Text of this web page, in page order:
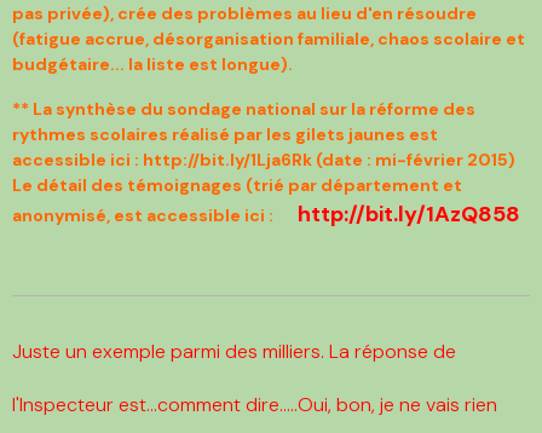
pas privée), crée des problèmes au lieu d'en résoudre
(fatigue accrue, désorganisation familiale, chaos scolaire et
budgétaire... la liste est longue).
** La synthèse du sondage national sur la réforme des
rythmes scolaires réalisé par les gilets jaunes est
accessible ici : http://bit.ly/1Lja6Rk (date : mi-février 2015)
Le détail des témoignages (trié par département et
anonymisé, est accessible ici :
http://bit.ly/1AzQ858
Juste un exemple parmi des milliers. La réponse de
l'Inspecteur est...comment dire.....Oui, bon, je ne vais rien